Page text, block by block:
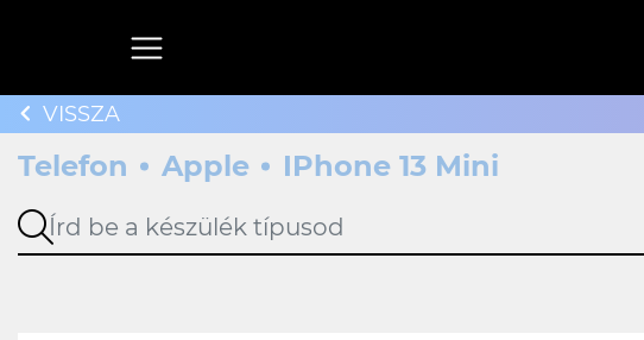
VISSZA
Telefon Apple IPhone 13 Mini